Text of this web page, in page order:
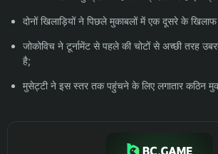
दोनों खिलाड़ियों ने पिछले मुकाबलों में एक दूसरे के
जोकोविच ने टूर्नामेंट से पहले की चोटों से अच्छी तरह
है;
मुसेट्टी ने इस स्तर तक पहुंचने के लिए लगातार कठिन